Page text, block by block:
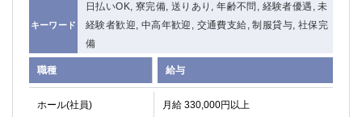
キーワード
日払いOK, 寮完備, 送りあり, 年齢不問, 経験者優遇, 未
経験者歓迎, 中高年歓迎, 交通費支給, 制服貸与, 社保完
備
職種 給与
ホール(社員) 月給 330,000円以上
横須賀
桜木町
埼玉県